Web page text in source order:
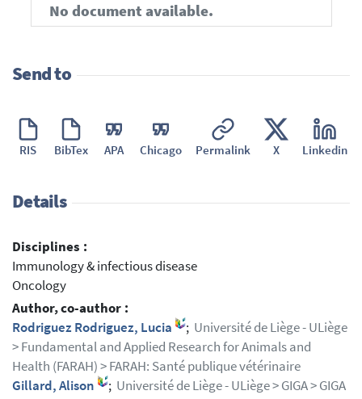
No document available.
Send to
RIS BibTex APA Chicago Permalink X Linkedin
Details
Disciplines :
Immunology & infectious disease
Oncology
Author, co-author :
Rodriguez Rodriguez, Lucia
; Université de Liège - ULiège
> Fundamental and Applied Research for Animals and
Health (FARAH) > FARAH: Santé publique vétérinaire
Gillard, Alison
; Université de Liège - ULiège > GIGA > GIGA